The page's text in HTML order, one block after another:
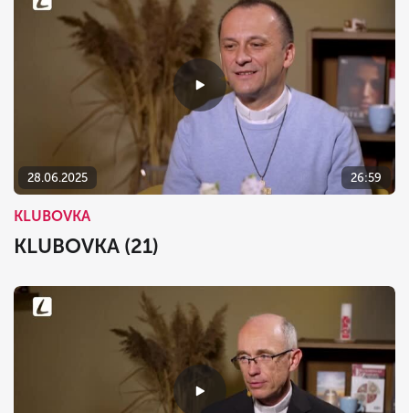
17 18 20 21 22 23
25 26 27 28 29 30
1 2 3 4 6
vymazať zavrieť
28.06.2025 26:59
KLUBOVKA
KLUBOVKA (21)